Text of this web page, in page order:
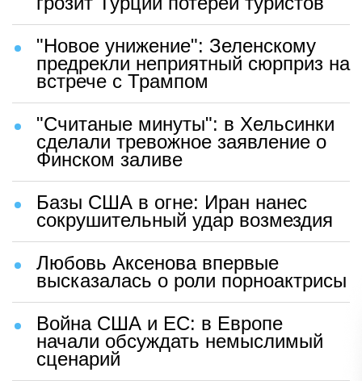
"Новое унижение": Зеленскому
предрекли неприятный сюрприз на
встрече с Трампом
"Считаные минуты": в Хельсинки
сделали тревожное заявление о
Финском заливе
Базы США в огне: Иран нанес
сокрушительный удар возмездия
Любовь Аксенова впервые
высказалась о роли порноактрисы
Война США и ЕС: в Европе
начали обсуждать немыслимый
сценарий